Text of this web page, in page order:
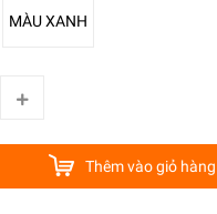
MÀU XANH
Thêm vào giỏ hàng